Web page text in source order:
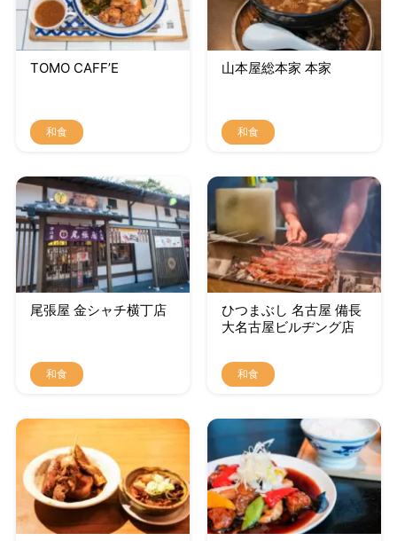
TOMO CAFF’E
和食
山本屋総本家 本家
和食
尾張屋 金シャチ横丁店
和食
ひつまぶし 名古屋 備長
大名古屋ビルヂング店
和食